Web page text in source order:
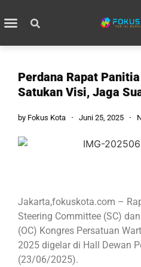
Perdana Rapat
Satukan Visi, Jaga
by Fokus Kota Juni 25, 2025
Jakarta,fokuskota.com –
Steering Committee (SC)
(OC) Kongres Persatuan
2025 digelar di Hall Dewan
(23/06/2025).